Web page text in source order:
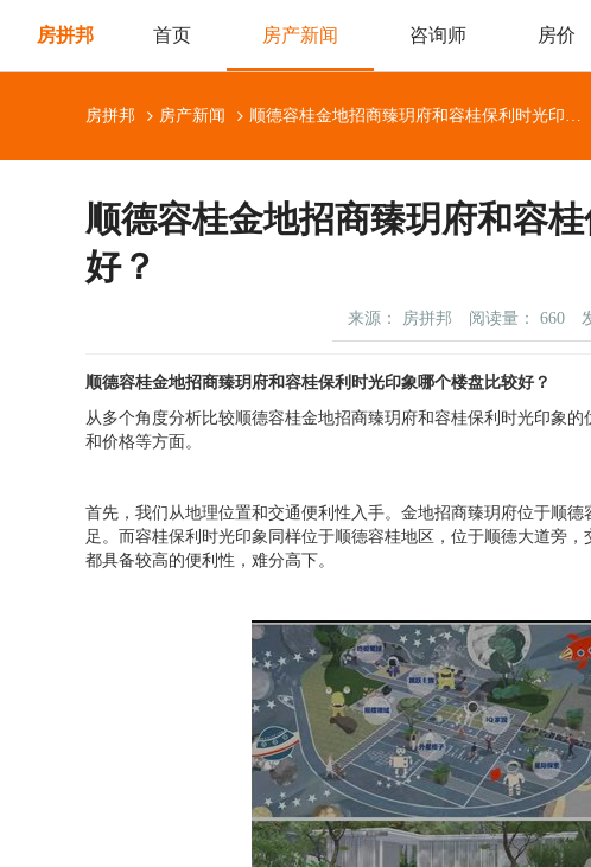
房拼邦 首页 房产新闻 咨询师 房价
房拼邦 房产新闻 顺德容桂金地招商臻玥府和容桂保利时光印象​哪个楼盘比较好？
顺德容桂金地招商臻玥府和容
好？
来源： 房拼邦 阅读量： 660
顺德容桂金地招商臻玥府和容桂保利时光印象哪个楼盘比较好？
从多个角度分析比较顺德容桂金地招商臻玥府和容桂保利时光印象
和价格等方面。
首先，我们从地理位置和交通便利性入手。金地招商臻玥府位于顺
足。而容桂保利时光印象同样位于顺德容桂地区，位于顺德大道旁
都具备较高的便利性，难分高下。